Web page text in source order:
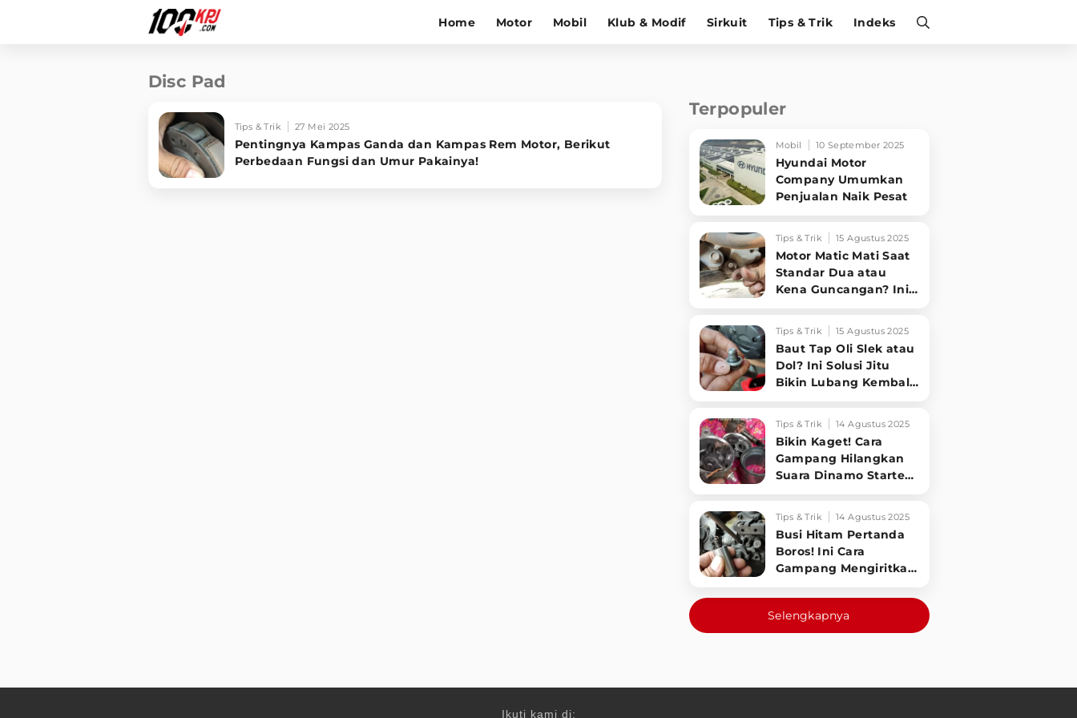
Home Motor Mobil Klub & Modif Sirkuit Tips & Trik Indeks
Disc Pad
Tips & Trik 27 Mei 2025
Pentingnya Kampas Ganda dan Kampas Rem Motor, Berikut
Perbedaan Fungsi dan Umur Pakainya!
Terpopuler
Mobil 10 September 2025
Hyundai Motor
Company Umumkan
Penjualan Naik Pesat
Tips & Trik 15 Agustus 2025
Motor Matic Mati Saat
Standar Dua atau
Kena Guncangan? Ini
Tips & Trik 15 Agustus 2025
Baut Tap Oli Slek atau
Dol? Ini Solusi Jitu
Bikin Lubang Kembali
Tips & Trik 14 Agustus 2025
Bikin Kaget! Cara
Gampang Hilangkan
Suara Dinamo Starter
Dimatikan!
Tips & Trik 14 Agustus 2025
Busi Hitam Pertanda
Boros! Ini Cara
Gampang Mengiritkan
Lebih Irit!
Selengkapnya
Ikuti kami di: